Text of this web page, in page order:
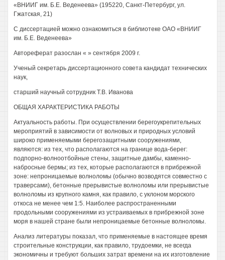
«ВНИИГ им. Б.Е. Веденеева» (195220, Санкт-Петербург, ул.
Гжатская, 21)
С диссертацией можно ознакомиться в библиотеке ОАО «ВНИИГ
им. Б.Е. Веденеева»
Автореферат разослан « » сентября 2009 г.
Ученый секретарь диссертационного совета кандидат технических
наук,
старший научный сотрудник Т.В. Иванова
ОБЩАЯ ХАРАКТЕРИСТИКА РАБОТЫ
Актуальность работы. При осуществлении берегоукрепительных
мероприятий в зависимости от волновых и природных условий
широко применяемыми берегозащитными сооружениями,
являются: из тех, что располагаются на границе вода-берег:
подпорно-волноотбойные стены, защитные дамбы, каменно-
набросные бермы; из тех, которые располагаются в прибрежной
зоне: непроницаемые волноломы (обычно возводятся совместно с
траверсами), бетонные прерывистые волноломы или прерывистые
волноломы из крупного камня, как правило, с уклоном морского
откоса не менее чем 1:5. Наиболее распространенными
продольными сооружениями из устраиваемых в прибрежной зоне
моря в нашей стране были непроницаемые бетонные волноломы.
Анализ литературы показал, что применяемые в настоящее время
строительные конструкции, как правило, трудоемки, не всегда
экономичны и требуют больших затрат времени на их изготовление